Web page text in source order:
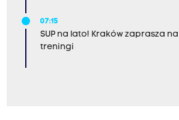
07:15
SUP na lato! Kraków zaprasza
treningi